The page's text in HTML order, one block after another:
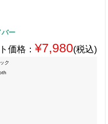
バー
価格： ¥7,980(税込)
ク